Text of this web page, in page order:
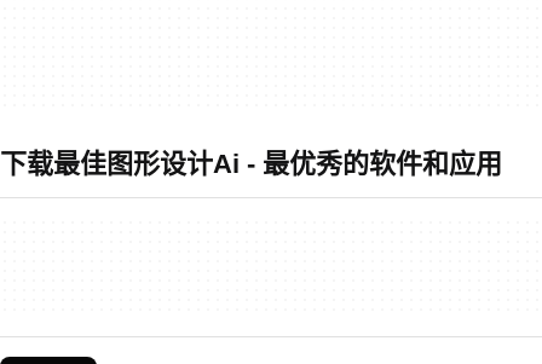
下载最佳图形设计Ai - 最优秀的软件和应用